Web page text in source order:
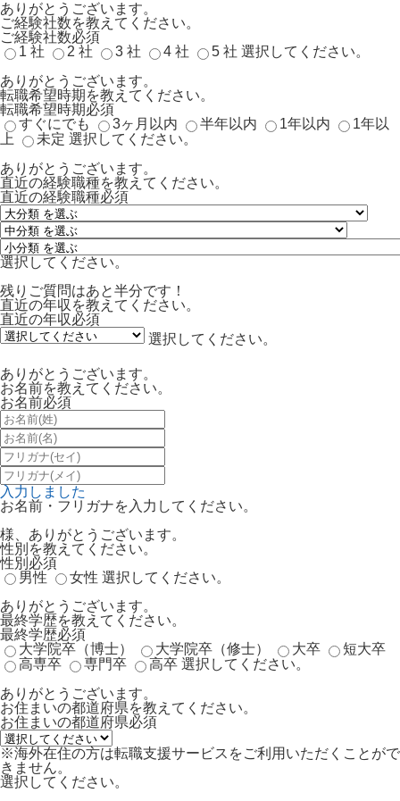
ありがとうございます。
ご経験社数を教えてください。
ご経験社数必須
1 社
2 社 3 社 4 社 5 社 選択してください。
ありがとうございます。
転職希望時期を教えてください。
転職希望時期必須
すぐにでも
3ヶ月以内 半年以内 1年以内
1年以
上
未定 選択してください。
ありがとうございます。
直近の経験職種を教えてください。
直近の経験職種必須
選択してください。
残りご質問はあと半分です！
直近の年収を教えてください。
直近の年収必須
選択してください。
ありがとうございます。
お名前を教えてください。
お名前必須
入力しました
お名前・フリガナを入力してください。
様、ありがとうございます。
性別を教えてください。
性別 必須
男性
女性 選択してください。
ありがとうございます。
最終学歴を教えてください。
最終学歴必須
大学院卒（博士）
大学院卒（修士） 大卒
短大卒
高専卒
専門卒 高卒 選択してください。
ありがとうございます。
お住まいの都道府県を教えてください。
お住まいの都道府県必須
※海外在住の方は転職支援サービスをご利用いただくことがで
きません。
選択してください。